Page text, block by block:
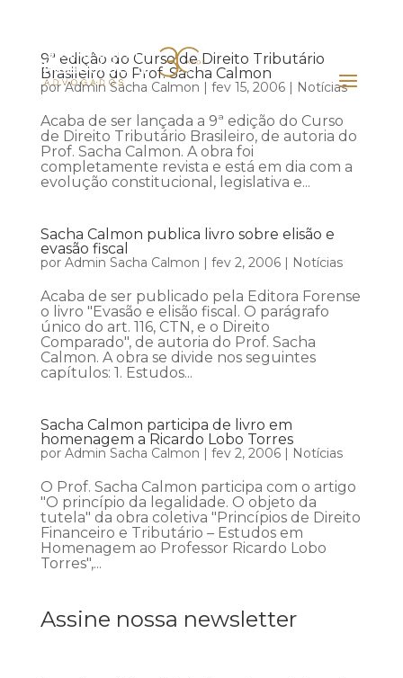
9ª edição do Curso de Direito Tributário
Brasileiro do Prof. Sacha Calmon
porAdmin Sacha Calmon | fev 15, 2006| Notícias
Acaba de ser lançada a 9ª edição do Curso
de Direito Tributário Brasileiro, de autoria do
Prof. Sacha Calmon. A obra foi
completamente revista e está em dia com a
evolução constitucional, legislativa e...
Sacha Calmon publica livro sobre elisão e
evasão fiscal
por Admin Sacha Calmon | fev 2, 2006| Notícias
Acaba de ser publicado pela Editora Forense
o livro "Evasão e elisão fiscal. O parágrafo
único do art. 116, CTN, e o Direito
Comparado", de autoria do Prof. Sacha
Calmon. A obra se divide nos seguintes
capítulos: 1. Estudos...
Sacha Calmon participa de livro em
homenagem a Ricardo Lobo Torres
por Admin Sacha Calmon | fev 2, 2006| Notícias
O Prof. Sacha Calmon participa com o artigo
"O princípio da legalidade. O objeto da
tutela" da obra coletiva "Princípios de Direito
Financeiro e Tributário – Estudos em
Homenagem ao Professor Ricardo Lobo
Torres",...
Assine nossa newsletter